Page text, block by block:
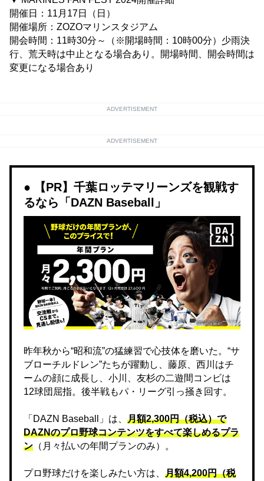
開催日：11月17日（日）
開催場所：ZOZOマリンスタジアム
開会時間：11時30分～（※開場時間：10時00分）少雨決
行、荒天時は中止となる場合あり。開場時間、開会時間は
変更になる場合あり
ADVERTISEMENT
ADVERTISEMENT
【PR】千葉ロッテマリーンズを観戦す
るなら「DAZN Baseball」
昨年秋から“昭和流”の猛練習で心技体を磨いた。“サ
ブローチルドレン”たちが躍動し、藤原、西川はチ
ームの顔に成長し、小川、友杉の二遊間コンビは
12球団屈指。後半戦もパ・リーグ引っ掻き回す。
「DAZN Baseball」は、 月額2,300円（税込）で
DAZNのプロ野球コンテンツをすべて楽しめるプラ
ン （月々払いの年間プランのみ）。
プロ野球だけを楽しみたい方は、 月額4,200円（税